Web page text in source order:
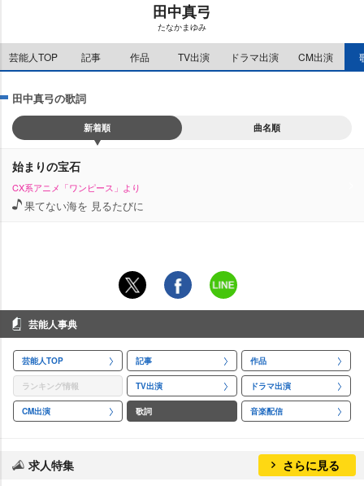
田中真弓
たなかまゆみ
芸能人TOP 記事 作品 TV出演 ドラマ出演 CM出演
田中真弓の歌詞
新着順 曲名順
始まりの宝石
CX系アニメ「ワンピース」より
果てない海を 見るたびに
芸能人事典
芸能人TOP 記事 作品
ランキング情報 TV出演 ドラマ出演
CM出演 歌詞 音楽配信
求人特集 さらに見る